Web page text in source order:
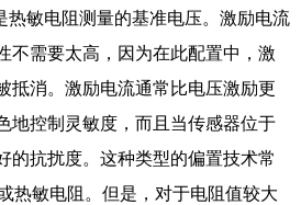
热敏电阻测量的基准电压。激励电流
不需要太高，因为在此配置中，激
抵消。激励电流通常比电压激励更
地控制灵敏度，而且当传感器位于
的抗扰度。这种类型的偏置技术常
热敏电阻。但是，对于电阻值较大